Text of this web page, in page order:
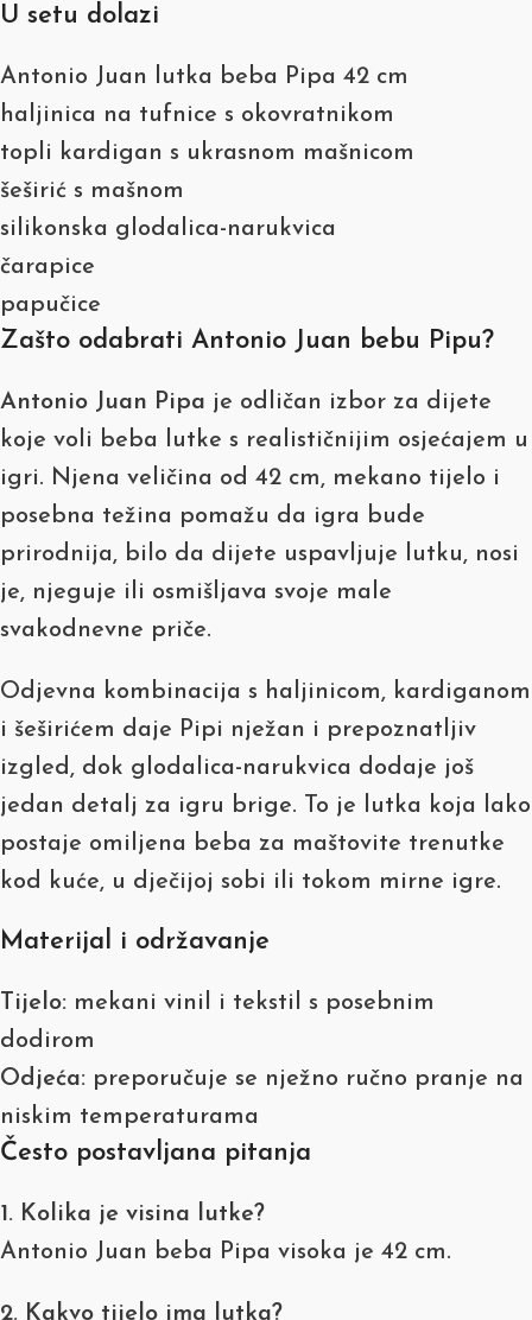
U setu dolazi
Antonio Juan lutka beba Pipa 42 cm
haljinica na tufnice s okovratnikom
topli kardigan s ukrasnom mašnicom
šeširić s mašnom
silikonska glodalica-narukvica
čarapice
papučice
Zašto odabrati Antonio Juan bebu Pipu?
Antonio Juan Pipa je odličan izbor za dijete
koje voli beba lutke s realističnijim osjećajem u
igri. Njena veličina od 42 cm, mekano tijelo i
posebna težina pomažu da igra bude
prirodnija, bilo da dijete uspavljuje lutku, nosi
je, njeguje ili osmišljava svoje male
svakodnevne priče.
Odjevna kombinacija s haljinicom, kardiganom
i šeširićem daje Pipi nježan i prepoznatljiv
izgled, dok glodalica-narukvica dodaje još
jedan detalj za igru brige. To je lutka koja lako
postaje omiljena beba za maštovite trenutke
kod kuće, u dječijoj sobi ili tokom mirne igre.
Materijal i održavanje
Tijelo: mekani vinil i tekstil s posebnim
dodirom
Odjeća: preporučuje se nježno ručno pranje na
niskim temperaturama
Često postavljana pitanja
1. Kolika je visina lutke?
Antonio Juan beba Pipa visoka je 42 cm.
2. Kakvo tijelo ima lutka?